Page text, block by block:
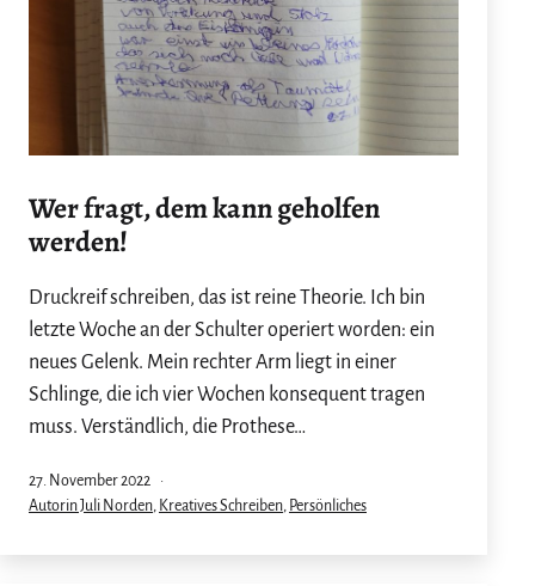
Wer fragt, dem kann geholfen
werden!
Druckreif schreiben, das ist reine Theorie. Ich bin
letzte Woche an der Schulter operiert worden: ein
neues Gelenk. Mein rechter Arm liegt in einer
Schlinge, die ich vier Wochen konsequent tragen
muss. Verständlich, die Prothese…
Veröffentlicht
am
27. November 2022
Kategorisiert
Autorin Juli Norden Kreatives Schreiben Persönliches